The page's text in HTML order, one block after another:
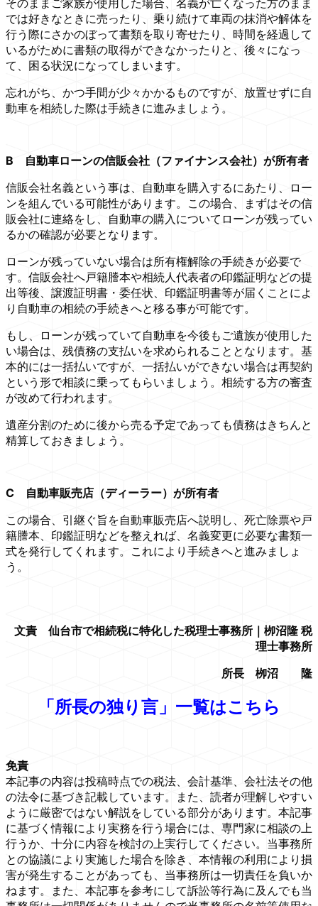
では好きなときに売ったり、乗り続けて車両の抹消や解体を
行う際にさかのぼって書類を取り寄せたり、時間を経過して
いるがために書類の取得ができなかったりと、後々になっ
て、困る状況になってしまいます。
忘れがち、かつ手間が少々かかるものですが、放置せずに自
動車を相続した際は手続きに進みましょう。
B 自動車ローンの信販会社（ファイナンス会社）が所有者
信販会社名義という事は、自動車を購入するにあたり、ロー
ンを組んでいる可能性があります。この場合、まずはその信
販会社に連絡をし、自動車の購入についてローンが残ってい
るかの確認が必要となります。
ローンが残っていない場合は所有権解除の手続きが必要で
す。信販会社へ戸籍謄本や相続人代表者の印鑑証明などの提
出等後、譲渡証明書・委任状、印鑑証明書等が届くことによ
り自動車の相続の手続きへと移る事が可能です。
もし、ローンが残っていて自動車を今後もご遺族が使用した
い場合は、残債務の支払いを求められることとなります。基
本的には一括払いですが、一括払いができない場合は再契約
という形で相談に乗ってもらいましょう。相続する方の審査
が改めて行われます。
遺産分割のために後から売る予定であっても債務はきちんと
精算しておきましょう。
C 自動車販売店（ディーラー）が所有者
この場合、引継ぐ旨を自動車販売店へ説明し、死亡除票や戸
籍謄本、印鑑証明などを整えれば、名義変更に必要な書類一
式を発行してくれます。これにより手続きへと進みましょ
う。
文責 仙台市で相続税に特化した税理士事務所｜栁沼隆 税
理士事務所
所長 栁沼 隆
「所長の独り言」一覧はこちら
免責
本記事の内容は投稿時点での税法、会計基準、会社法その他
の法令に基づき記載しています。また、読者が理解しやすい
ように厳密ではない解説をしている部分があります。本記事
に基づく情報により実務を行う場合には、専門家に相談の上
行うか、十分に内容を検討の上実行してください。当事務所
との協議により実施した場合を除き、本情報の利用により損
害が発生することがあっても、当事務所は一切責任を負いか
ねます。また、本記事を参考にして訴訟等行為に及んでも当